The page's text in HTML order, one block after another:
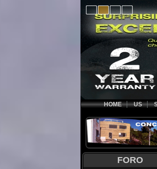
HOME US
FORO